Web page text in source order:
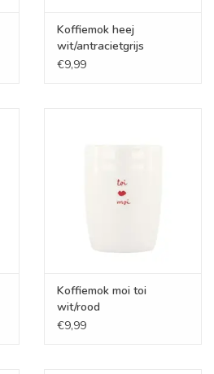
Koffiemok heej
wit/antracietgrijs
€9,99
Koffiemok moi toi
wit/rood
€9,99